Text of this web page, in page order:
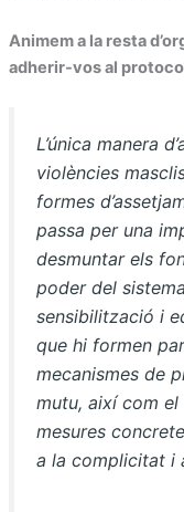
Animem a la resta
adherir-vos al
L’única manera
violències
formes
passa per una
desmuntar els
poder del
sensibilització i
que hi formen
mecanismes de
mutu, així com
mesures
a la complicitat i